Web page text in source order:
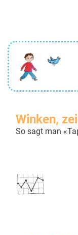
Winken,
So sagt man